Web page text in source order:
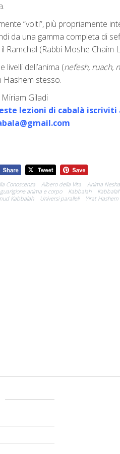
“volti”, più propriamente
da una gamma completa di
Ramchal (Rabbi Moshe Chaim
livelli dell’anima (nefesh, ruach,
Hashem stesso.
Giladi
lezioni di cabalà
Conoscenza Albero della Vita Anima
guarigione anima e corpo Kabbalah
Kabbalah Universi paralleli Yirat Hashem